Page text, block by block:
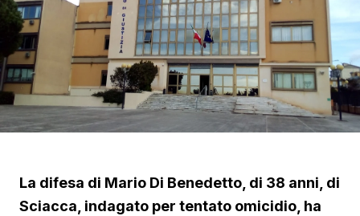
La difesa di Mario Di Benedetto, di 38 anni, di
Sciacca, indagato per tentato omicidio, ha